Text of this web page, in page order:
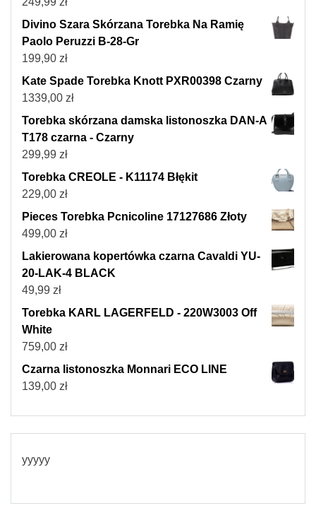
Divino Szara Skórzana Torebka Na Ramię
Paolo Peruzzi B-28-Gr
199,90 zł
Kate Spade Torebka Knott PXR00398 Czarny
1339,00 zł
Torebka skórzana damska listonoszka DAN-A
T178 czarna - Czarny
299,99 zł
Torebka CREOLE - K11174 Błękit
229,00 zł
Pieces Torebka Pcnicoline 17127686 Złoty
499,00 zł
Lakierowana kopertówka czarna Cavaldi YU-
20-LAK-4 BLACK
49,99 zł
Torebka KARL LAGERFELD - 220W3003 Off
White
759,00 zł
Czarna listonoszka Monnari ECO LINE
139,00 zł
yyyyy